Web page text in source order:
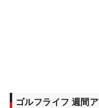
ゴルフライフ 週間